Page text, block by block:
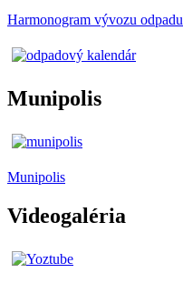
Harmonogram vývozu odpadu
Munipolis
Munipolis
Videogaléria